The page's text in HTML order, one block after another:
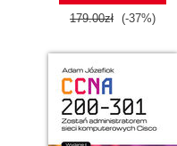
179.00zł (-37%)